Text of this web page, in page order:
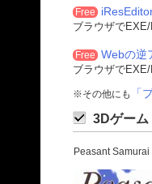
Free
ブラウザで
Free Webの逆
ブラウザで
※その他にも 「
3Dゲーム
Peasant Samurai